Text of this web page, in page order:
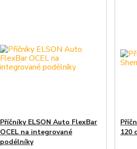
Příčníky ELSON Auto FlexBar
OCEL na integrované
podélníky
120